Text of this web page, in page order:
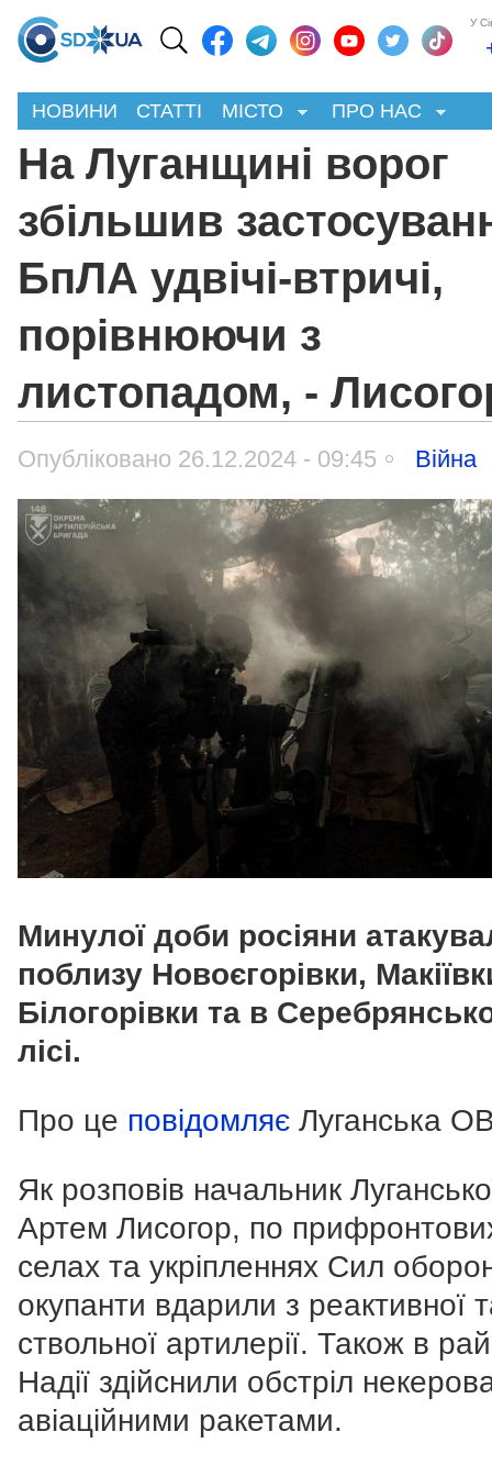
У
НОВИНИ СТАТТІ МІСТО ПРО НАС
На Луганщині ворог
збільшив
БпЛА удвічі-втричі,
порівнюючи з
листопадом, -
Опубліковано 26.12.2024 - 09:45 Війна
Минулої доби росіяни
поблизу Новоєгорівки,
Білогорівки та в
лісі.
Про це повідомляє Луганська
Як розповів начальник
Артем Лисогор, по
селах та укріпленнях Сил
окупанти вдарили з реактивної
ствольної артилерії. Також в
Надії здійснили обстріл
авіаційними ракетами.